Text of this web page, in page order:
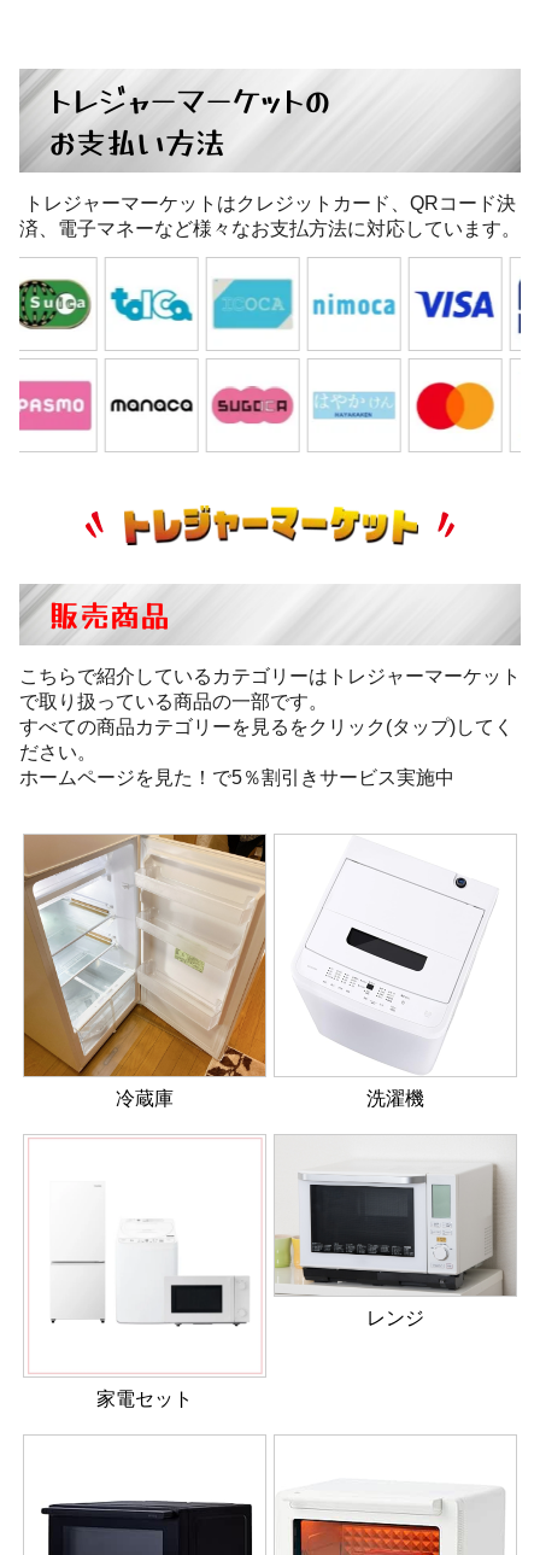
トレジャーマーケットの
お支払い方法
トレジャーマーケットはクレジットカード、QRコード決
済、電子マネーなど様々なお支払方法に対応しています。
販売商品
こちらで紹介しているカテゴリーはトレジャーマーケット
で取り扱っている商品の一部です。
すべての商品カテゴリーを見るをクリック(タップ)してく
ださい。
ホームページを見た！で5％割引きサービス実施中
冷蔵庫 洗濯機
家電セット
レンジ